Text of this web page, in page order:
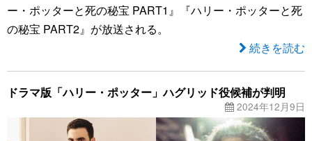
ー・ポッターと死の秘宝 PART1』『ハリー・ポッターと死
の秘宝 PART2』が放送される。
続きを読む
ドラマ版「ハリー・ポッター」ハグリッド役候補が判明
2024年12月9日